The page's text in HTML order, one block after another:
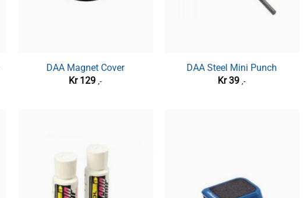
DAA Magnet Cover
Kr 129 ,-
DAA Steel Mini Punch
Kr39 ,-